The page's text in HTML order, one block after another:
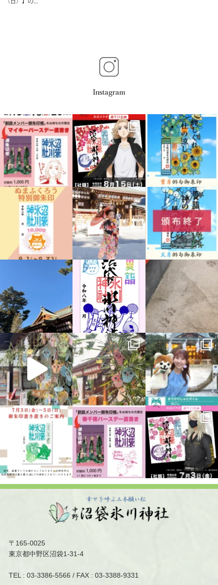
Instagram
〒165-0025
東京都中野区沼袋1-31-4
TEL : 03-3386-5566 / FAX : 03-3388-9331